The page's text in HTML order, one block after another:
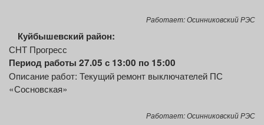
Работает: Осинниковский РЭС
Куйбышевский район:
СНТ Прогресс
Период работы 27.05 с 13:00 по 15:00
Описание работ: Текущий ремонт выключателей ПС
«Сосновская»
Работает: Осинниковский РЭС